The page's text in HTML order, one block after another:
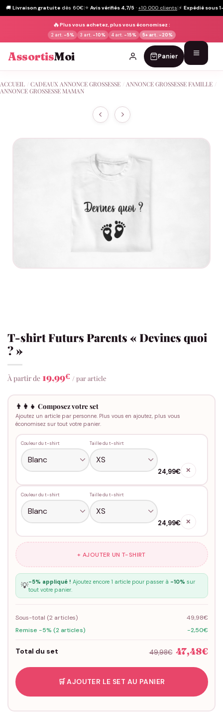
🚚 Livraison gratuite dès 60€|⭐ Avis vérifiés 4,7/5 · +10 000 clients|⚡ Expédié sous
🔥Plus vous achetez, plus vous économisez :
2 art. -5% 3 art. -10% 4 art. -15% 5+ art. -20%
AssortisMoi Panier
au
ACCUEIL CADEAUX ANNONCE GROSSESSE ANNONCE GROSSESSE FAMILLE
ANNONCE GROSSESSE MAMAN
T-shirt Futurs Parents « Devines quoi
? »
À partir de 19,99€ / par article
👨‍👩‍👧 Composez votre set
Ajoutez un article par personne. Plus vous en ajoutez, plus vous
économisez sur tout votre panier.
Couleur du t-shirt Taille du t-shirt
24,99€ ✕
Couleur du t-shirt Taille du t-shirt
24,99€ ✕
+ AJOUTER UN T-SHIRT
💡-5% appliqué ! Ajoutez encore 1 article pour passer à -10% sur
tout votre panier.
Sous-total (2articles)
49,98€
Remise -5% (2 articles)
-2,50€
Total du set 49,98€ 47,48€
🛒 AJOUTER LE SET AU PANIER